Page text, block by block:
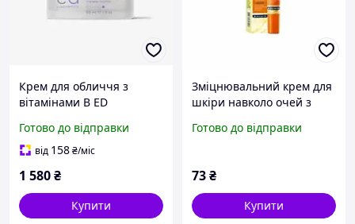
Крем для обличчя з
вітамінами B ED
VITAMIN B3, B5 FACE
CREAM 50 мл
Готово до відправки
від 158₴/міс
1 580₴
Купити
Зміцнювальний крем для
шкіри навколо очей з
Vitamin E+B5 Firming
Готово до відправки
73₴
Купити